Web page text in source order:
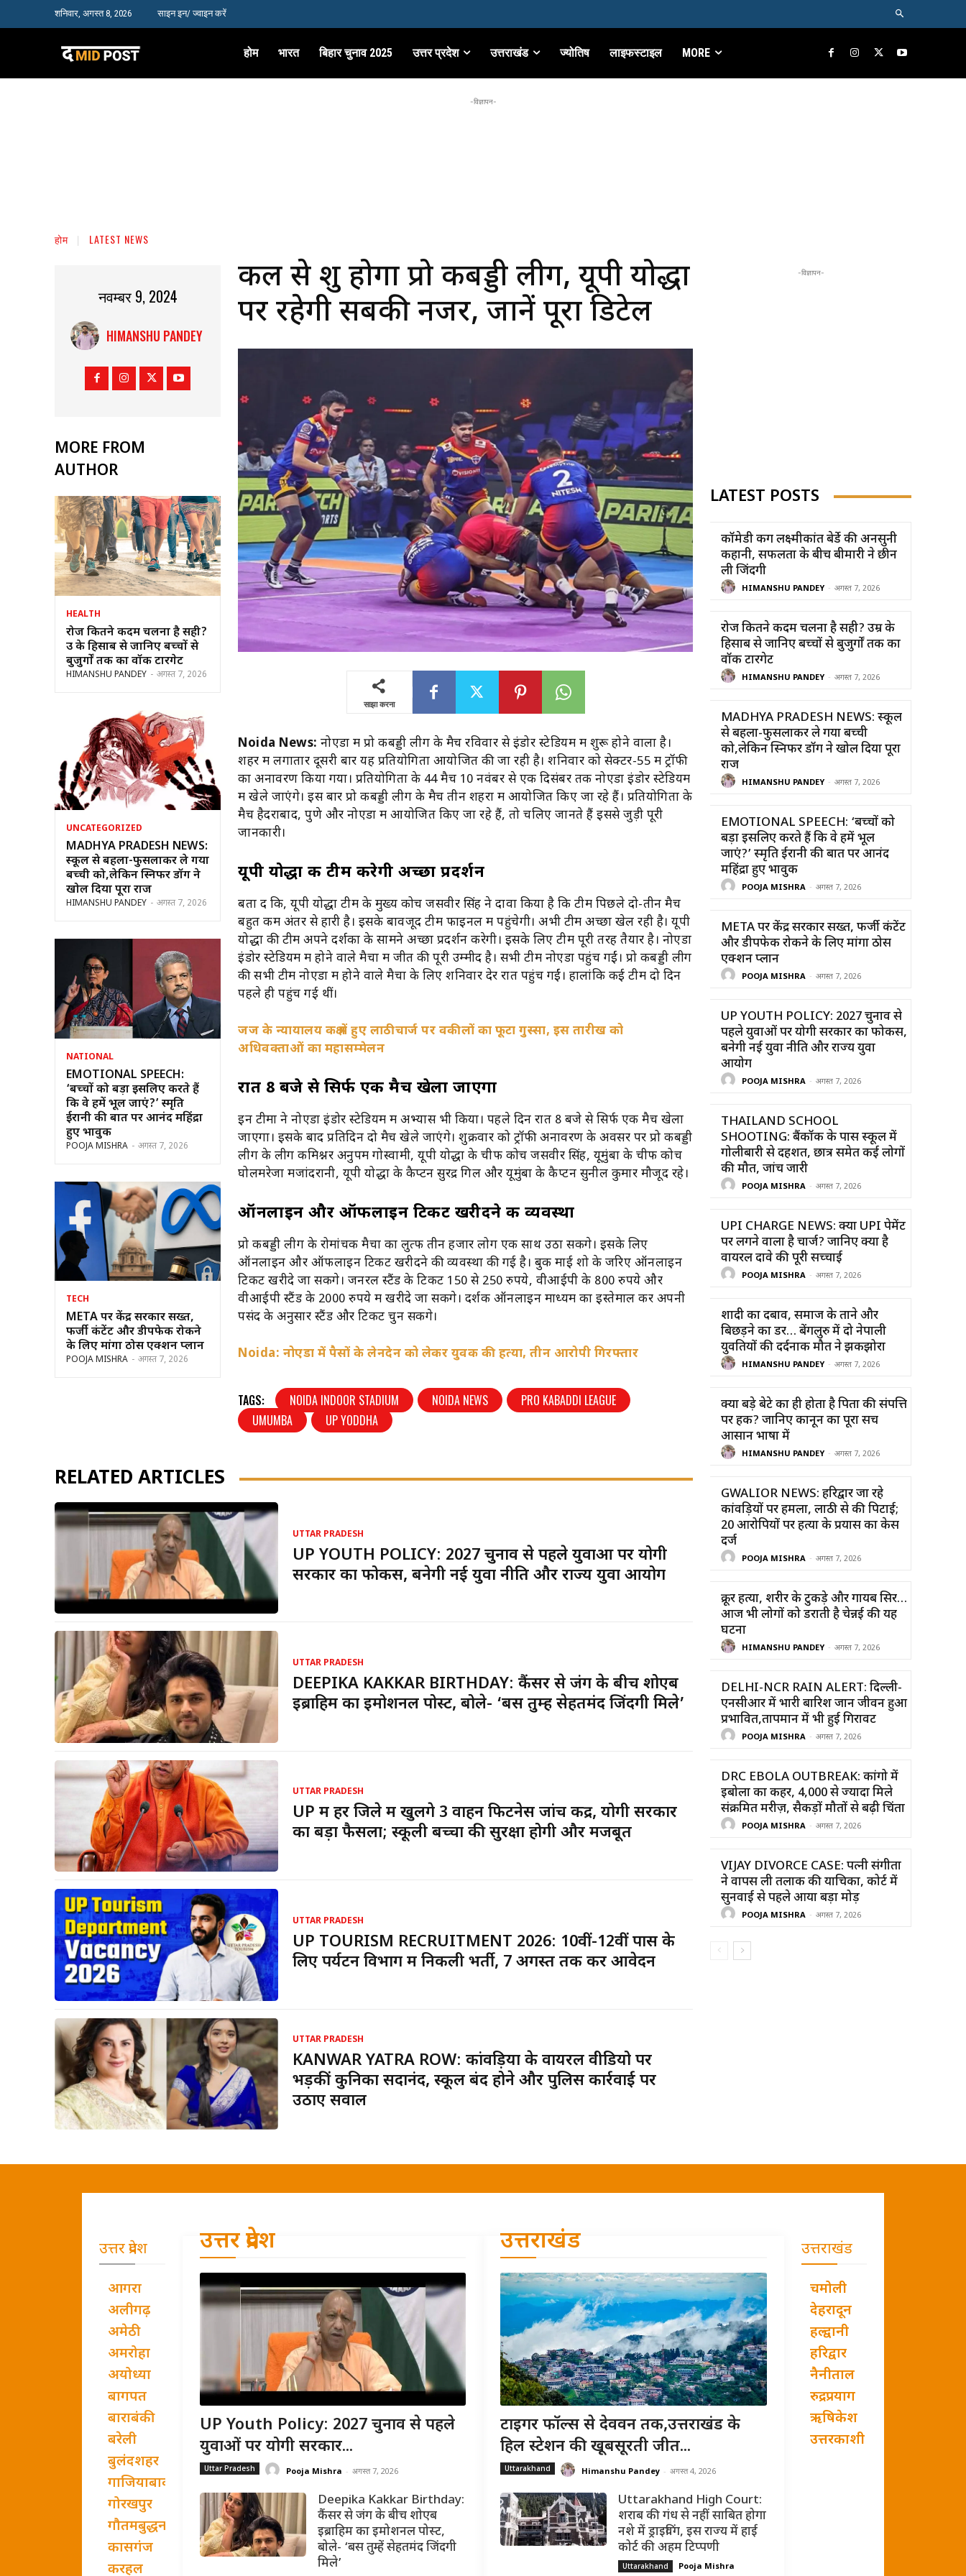
शनिवार, अगस्त 8, 2026 साइन इन/ ज्वाइन करें
होम भारत बिहार चुनाव 2025 उत्तर प्रदेश उत्तराखंड ज्योतिष लाइफस्टाइल MORE
-विज्ञापन-
होम LATEST NEWS
नवम्बर 9, 2024
HIMANSHU PANDEY
MORE FROM
AUTHOR
HEALTH
रोज कितने कदम चलना है सही?
उम्र के हिसाब से जानिए बच्चों से
बुजुर्गों तक का वॉक टारगेट
HIMANSHU PANDEY - अगस्त 7, 2026
UNCATEGORIZED
MADHYA PRADESH NEWS:
स्कूल से बहला-फुसलाकर ले गया
बच्ची को,लेकिन स्निफर डॉग ने
खोल दिया पूरा राज
HIMANSHU PANDEY - अगस्त 7, 2026
NATIONAL
EMOTIONAL SPEECH:
‘बच्चों को बड़ा इसलिए करते हैं
कि वे हमें भूल जाएं?’ स्मृति
ईरानी की बात पर आनंद महिंद्रा
हुए भावुक
POOJA MISHRA - अगस्त 7, 2026
TECH
META पर केंद्र सरकार सख्त,
फर्जी कंटेंट और डीपफेक रोकने
के लिए मांगा ठोस एक्शन प्लान
POOJA MISHRA - अगस्त 7, 2026
कल से शुरु होगा प्रो कबड्डी लीग, यूपी योद्धा
पर रहेगी सबकी नजर, जानें पूरा डिटेल
साझा करना
Noida News: नोएडा में प्रो कबड्डी लीग के मैच रविवार से इंडोर स्टेडियम में शुरू होने वाला है।
शहर में लगातार दूसरी बार यह प्रतियोगिता आयोजित की जा रही है। शनिवार को सेक्टर-55 में ट्रॉफी
का अनावरण किया गया। प्रतियोगिता के 44 मैच 10 नवंबर से एक दिसंबर तक नोएडा इंडोर स्टेडियम
में खेले जाएंगे। इस बार प्रो कबड्डी लीग के मैच तीन शहरों में आयोजित किए जा रहे हैं। प्रतियोगिता के
मैच हैदराबाद, पुणे और नोएडा में आयोजित किए जा रहे हैं, तो चलिए जानते हैं इससे जुड़ी पूरी
जानकारी।
यूपी योद्धा की टीम करेगी अच्छा प्रदर्शन
बता दें कि, यूपी योद्धा टीम के मुख्य कोच जसवीर सिंह ने दावा किया है कि टीम पिछले दो-तीन मैच
बहुत कम अंतर से हारी है। इसके बावजूद टीम फाइनल में पहुंचेगी। अभी टीम अच्छा खेल रही है। यूपी
योद्धा की टीम अपने दर्शकों के सामने अच्छा प्रदर्शन करेगी। इसके लिए टीम पूरी तरह तैयार है। नोएडा
इंडोर स्टेडियम में होने वाले मैचों में जीत की पूरी उम्मीद है। सभी टीमें नोएडा पहुंच गईं। प्रो कबड्डी लीग
की सभी टीमें नोएडा में होने वाले मैचों के लिए शनिवार देर रात पहुंच गईं। हालांकि कई टीमें दो दिन
पहले ही पहुंच गई थीं।
जज के न्यायालय कक्ष में हुए लाठीचार्ज पर वकीलों का फूटा गुस्सा, इस तारीख को
अधिवक्ताओं का महासम्मेलन
रात 8 बजे से सिर्फ एक मैच खेला जाएगा
इन टीमों ने नोएडा इंडोर स्टेडियम में अभ्यास भी किया। पहले दिन रात 8 बजे से सिर्फ एक मैच खेला
जाएगा। इसके बाद प्रतिदिन दो मैच खेले जाएंगे। शुक्रवार को ट्रॉफी अनावरण के अवसर पर प्रो कबड्डी
लीग के लीग कमिश्नर अनुपम गोस्वामी, यूपी योद्धा के चीफ कोच जसवीर सिंह, यूमुंबा के चीफ कोच
घोलमरेजा मजांदरानी, ​​यूपी योद्धा के कैप्टन सुरेंद्र गिल और यूमुंबा के कैप्टन सुनील कुमार मौजूद रहे।
ऑनलाइन और ऑफलाइन टिकट खरीदने की व्यवस्था
प्रो कबड्डी लीग के रोमांचक मैचों का लुत्फ तीन हजार लोग एक साथ उठा सकेंगे। इसके लिए
ऑनलाइन और ऑफलाइन टिकट खरीदने की व्यवस्था की गई है। बुक माई शो के जरिए ऑनलाइन
टिकट खरीदे जा सकेंगे। जनरल स्टैंड के टिकट 150 से 250 रुपये, वीआईपी के 800 रुपये और
वीआईपी स्टैंड के 2000 रुपये में खरीदे जा सकेंगे। दर्शक ऑनलाइन माध्यम का इस्तेमाल कर अपनी
पसंद के अनुसार स्टैंड और टिकट चुन सकेंगे।
Noida: नोएडा में पैसों के लेनदेन को लेकर युवक की हत्या, तीन आरोपी गिरफ्तार
TAGS: NOIDA INDOOR STADIUM NOIDA NEWS
PRO KABADDI LEAGUE
UMUMBA
UP YODDHA
RELATED ARTICLES
UTTAR PRADESH
UP YOUTH POLICY: 2027 चुनाव से पहले युवाओं पर योगी
सरकार का फोकस, बनेगी नई युवा नीति और राज्य युवा आयोग
UTTAR PRADESH
DEEPIKA KAKKAR BIRTHDAY: कैंसर से जंग के बीच शोएब
इब्राहिम का इमोशनल पोस्ट, बोले- ‘बस तुम्हें सेहतमंद जिंदगी मिले’
UTTAR PRADESH
UP में हर जिले में खुलेंगे 3 वाहन फिटनेस जांच केंद्र, योगी सरकार
का बड़ा फैसला; स्कूली बच्चों की सुरक्षा होगी और मजबूत
UTTAR PRADESH
UP TOURISM RECRUITMENT 2026: 10वीं-12वीं पास के
लिए पर्यटन विभाग में निकली भर्ती, 7 अगस्त तक करें आवेदन
UTTAR PRADESH
KANWAR YATRA ROW: कांवड़ियों के वायरल वीडियो पर
भड़कीं कुनिका सदानंद, स्कूल बंद होने और पुलिस कार्रवाई पर
उठाए सवाल
-विज्ञापन-
LATEST POSTS
कॉमेडी किंग लक्ष्मीकांत बेर्डे की अनसुनी
कहानी, सफलता के बीच बीमारी ने छीन
ली जिंदगी
HIMANSHU PANDEY - अगस्त 7, 2026
रोज कितने कदम चलना है सही? उम्र के
हिसाब से जानिए बच्चों से बुजुर्गों तक का
वॉक टारगेट
HIMANSHU PANDEY - अगस्त 7, 2026
MADHYA PRADESH NEWS: स्कूल
से बहला-फुसलाकर ले गया बच्ची
को,लेकिन स्निफर डॉग ने खोल दिया पूरा
राज
HIMANSHU PANDEY - अगस्त 7, 2026
EMOTIONAL SPEECH: ‘बच्चों को
बड़ा इसलिए करते हैं कि वे हमें भूल
जाएं?’ स्मृति ईरानी की बात पर आनंद
महिंद्रा हुए भावुक
POOJA MISHRA - अगस्त 7, 2026
META पर केंद्र सरकार सख्त, फर्जी कंटेंट
और डीपफेक रोकने के लिए मांगा ठोस
एक्शन प्लान
POOJA MISHRA - अगस्त 7, 2026
UP YOUTH POLICY: 2027 चुनाव से
पहले युवाओं पर योगी सरकार का फोकस,
बनेगी नई युवा नीति और राज्य युवा
आयोग
POOJA MISHRA - अगस्त 7, 2026
THAILAND SCHOOL
SHOOTING: बैंकॉक के पास स्कूल में
गोलीबारी से दहशत, छात्र समेत कई लोगों
की मौत, जांच जारी
POOJA MISHRA - अगस्त 7, 2026
UPI CHARGE NEWS: क्या UPI पेमेंट
पर लगने वाला है चार्ज? जानिए क्या है
वायरल दावे की पूरी सच्चाई
POOJA MISHRA - अगस्त 7, 2026
शादी का दबाव, समाज के ताने और
बिछड़ने का डर… बेंगलुरु में दो नेपाली
युवतियों की दर्दनाक मौत ने झकझोरा
HIMANSHU PANDEY - अगस्त 7, 2026
क्या बड़े बेटे का ही होता है पिता की संपत्ति
पर हक? जानिए कानून का पूरा सच
आसान भाषा में
HIMANSHU PANDEY - अगस्त 7, 2026
GWALIOR NEWS: हरिद्वार जा रहे
कांवड़ियों पर हमला, लाठी से की पिटाई;
20 आरोपियों पर हत्या के प्रयास का केस
दर्ज
POOJA MISHRA - अगस्त 7, 2026
क्रूर हत्या, शरीर के टुकड़े और गायब सिर…
आज भी लोगों को डराती है चेन्नई की यह
घटना
HIMANSHU PANDEY - अगस्त 7, 2026
DELHI-NCR RAIN ALERT: दिल्ली-
एनसीआर में भारी बारिश जान जीवन हुआ
प्रभावित,तापमान में भी हुई गिरावट
POOJA MISHRA - अगस्त 7, 2026
DRC EBOLA OUTBREAK: कांगो में
इबोला का कहर, 4,000 से ज्यादा मिले
संक्रमित मरीज़, सैकड़ों मौतों से बढ़ी चिंता
POOJA MISHRA - अगस्त 7, 2026
VIJAY DIVORCE CASE: पत्नी संगीता
ने वापस ली तलाक की याचिका, कोर्ट में
सुनवाई से पहले आया बड़ा मोड़
POOJA MISHRA - अगस्त 7, 2026
उत्तर प्रदेश
आगरा
अलीगढ़
अमेठी
अमरोहा
अयोध्या
बागपत
बाराबंकी
बरेली
बुलंदशहर
गाजियाबाद
गोरखपुर
गौतमबुद्धनगर
कासगंज
करहल
उत्तर प्रदेश
UP Youth Policy: 2027 चुनाव से पहले
युवाओं पर योगी सरकार...
Uttar Pradesh Pooja Mishra - अगस्त 7, 2026
Deepika Kakkar Birthday:
कैंसर से जंग के बीच शोएब
इब्राहिम का इमोशनल पोस्ट,
बोले- ‘बस तुम्हें सेहतमंद जिंदगी
मिले’
उत्तराखंड
टाइगर फॉल्स से देववन तक,उत्तराखंड के
हिल स्टेशन की खूबसूरती जीत...
Uttarakhand Himanshu Pandey - अगस्त 4, 2026
Uttarakhand High Court:
शराब की गंध से नहीं साबित होगा
नशे में ड्राइविंग, इस राज्य में हाई
कोर्ट की अहम टिप्पणी
Uttarakhand Pooja Mishra
उत्तराखंड
चमोली
देहरादून
हल्द्वानी
हरिद्वार
नैनीताल
रुद्रप्रयाग
ऋषिकेश
उत्तरकाशी